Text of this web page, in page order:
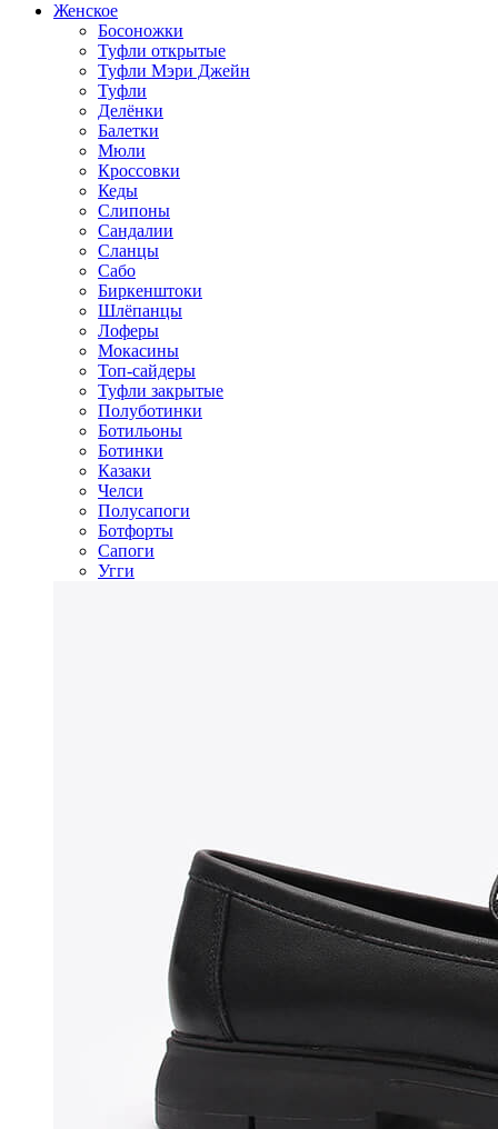
Женское
Босоножки
Туфли открытые
Туфли Мэри Джейн
Туфли
Делёнки
Балетки
Мюли
Кроссовки
Кеды
Слипоны
Сандалии
Сланцы
Сабо
Биркенштоки
Шлёпанцы
Лоферы
Мокасины
Топ-сайдеры
Туфли закрытые
Полуботинки
Ботильоны
Ботинки
Казаки
Челси
Полусапоги
Ботфорты
Сапоги
Угги